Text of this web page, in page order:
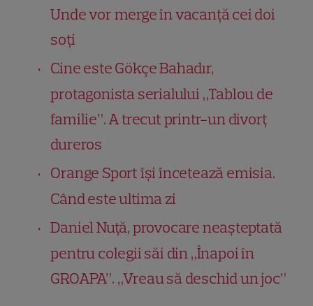
Unde vor merge în vacanță cei doi
soți
Cine este Gökçe Bahadır,
protagonista serialului „Tablou de
familie”. A trecut printr-un divorț
dureros
Orange Sport își încetează emisia.
Când este ultima zi
Daniel Nuță, provocare neașteptată
pentru colegii săi din „Înapoi în
GROAPA”. „Vreau să deschid un joc”